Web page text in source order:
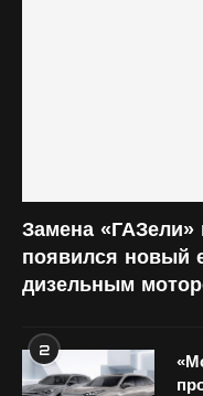
Замена «ГАЗели»
появился новый
дизельным
2